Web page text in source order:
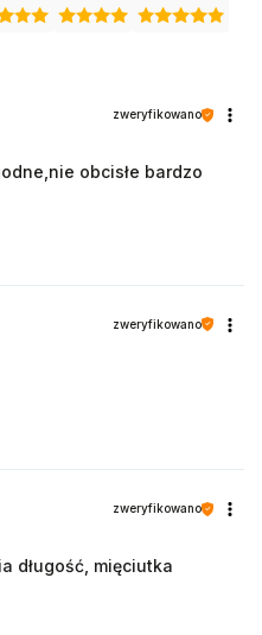
zweryfikowano
obcisłe bardzo
zweryfikowano
zweryfikowano
długość, mięciutka